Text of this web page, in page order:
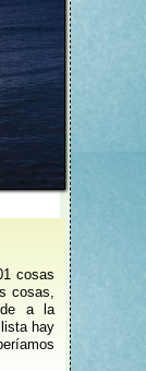
cosas
cosas,
a la
hay